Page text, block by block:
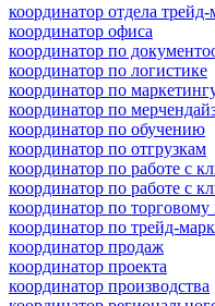
координатор отдела трейд-
координатор офиса
координатор по
координатор по логистике
координатор по
координатор по
координатор по обучению
координатор по отгрузкам
координатор по работе с
координатор по работе с
координатор по торговому
координатор по трейд-
координатор продаж
координатор проекта
координатор производства